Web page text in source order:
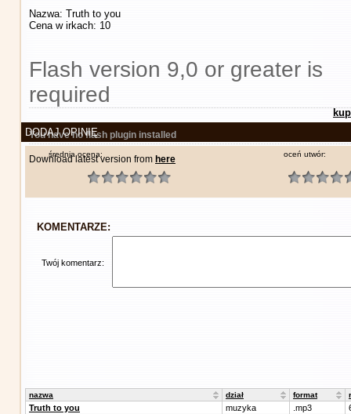
Nazwa: Truth to you
Cena w irkach: 10
Flash version 9,0 or greater is
required
You have no flash plugin installed
Download latest version from here
DODAJ OPINIĘ
średnia ocena: oceń utwór:
KOMENTARZE:
Twój komentarz:
nazwa dział format
Truth to you muzyka .mp3